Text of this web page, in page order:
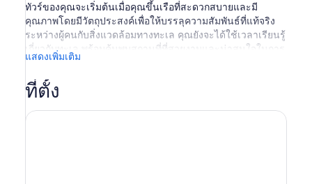
ทัวร์ของคุณจะเริ่มต้นเมื่อคุณขึ้นเรือที่สะดวกสบายและมี
คุณภาพโดยมีวัตถุประสงค์เพื่อให้บรรลุความสัมพันธ์ที่แท้จริง
ระหว่างผู้คนกับสิ่งแวดล้อมทางทะเล คุณยังจะได้ใช้เวลาเรียนรู้
เกี่ยวกับทะเล พร้อมค้นพบสถานที่ที่สวยงามและน่าสนใจในการ
สำรวจ
คุณได้รับเชิญให้ไปสำรวจความงามตามธรรมชาติของอัญมณี
ธรรมชาตินี้ เช่น เกาะเตเนริเฟ คุณจะค้นพบภูมิประเทศที่
สวยงามในขณะที่เจ้าหน้าที่เล่าให้คุณฟังเพิ่มเติมเกี่ยวกับสิ่งมี
แสดงเพิ่มเติม
ที่ตั้ง